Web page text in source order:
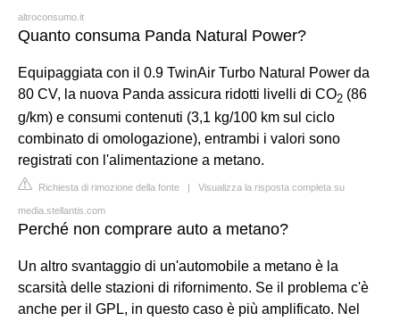
altroconsumo.it
Quanto consuma Panda Natural Power?
Equipaggiata con il 0.9 TwinAir Turbo Natural Power da
80 CV, la nuova Panda assicura ridotti livelli di CO2 (86
g/km) e consumi contenuti (3,1 kg/100 km sul ciclo
combinato di omologazione), entrambi i valori sono
registrati con l'alimentazione a metano.
Richiesta di rimozione della fonte | Visualizza la risposta completa su
media.stellantis.com
Perché non comprare auto a metano?
Un altro svantaggio di un'automobile a metano è la
scarsità delle stazioni di rifornimento. Se il problema c'è
anche per il GPL, in questo caso è più amplificato. Nel